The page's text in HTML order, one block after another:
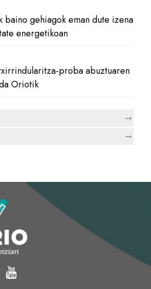
gehiagok eman dute izena
energetikoan
proba abuztuaren
Oriotik